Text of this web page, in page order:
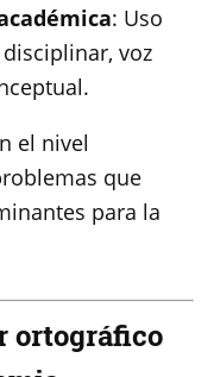
: Uso
voz
el nivel
que
para la
ortográfico